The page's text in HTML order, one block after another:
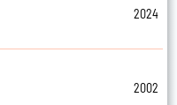
2024
2002